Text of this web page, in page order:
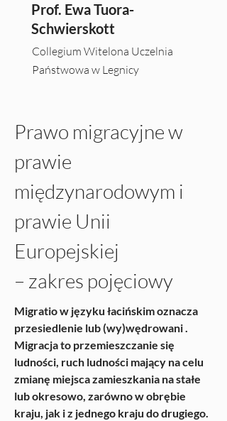
Prof. Ewa Tuora-
Schwierskott
Collegium Witelona Uczelnia
Państwowa w Legnicy
Prawo migracyjne w
prawie
międzynarodowym i
prawie Unii
Europejskiej
– zakres pojęciowy
Migratio w języku łacińskim oznacza
przesiedlenie lub (wy)wędrowani .
Migracja to przemieszczanie się
ludności, ruch ludności mający na celu
zmianę miejsca zamieszkania na stałe
lub okresowo, zarówno w obrębie
kraju, jak i z jednego kraju do drugiego.